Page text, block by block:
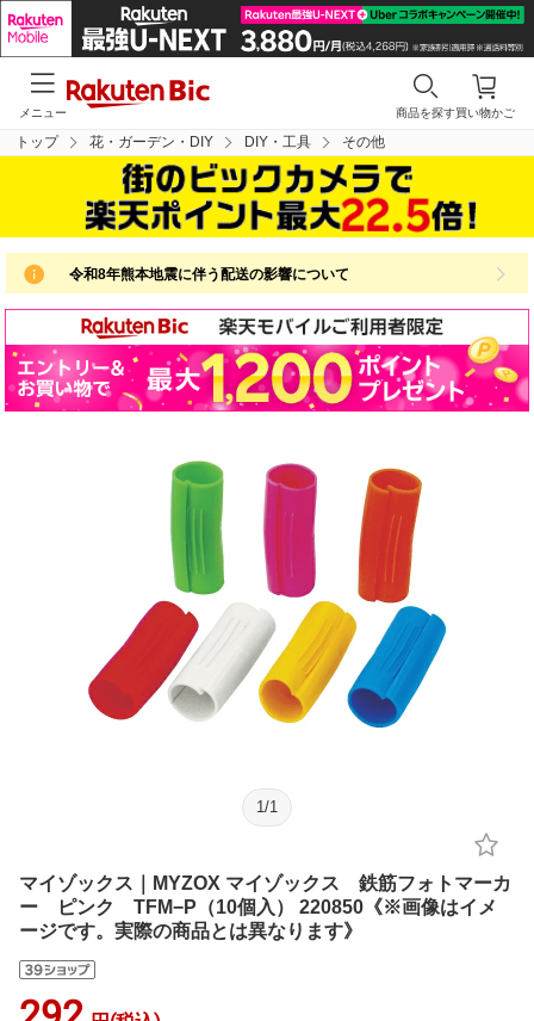
買い物かご
商品を探す
メニュー
トップ 花・ガーデン・DIY DIY・工具 その他
令和8年熊本地震に伴う配送の影響について
1 /1
マイゾックス｜MYZOX マイゾックス 鉄筋フォトマーカ
ー ピンク TFM−P（10個入） 220850《※画像はイメ
ージです。実際の商品とは異なります》